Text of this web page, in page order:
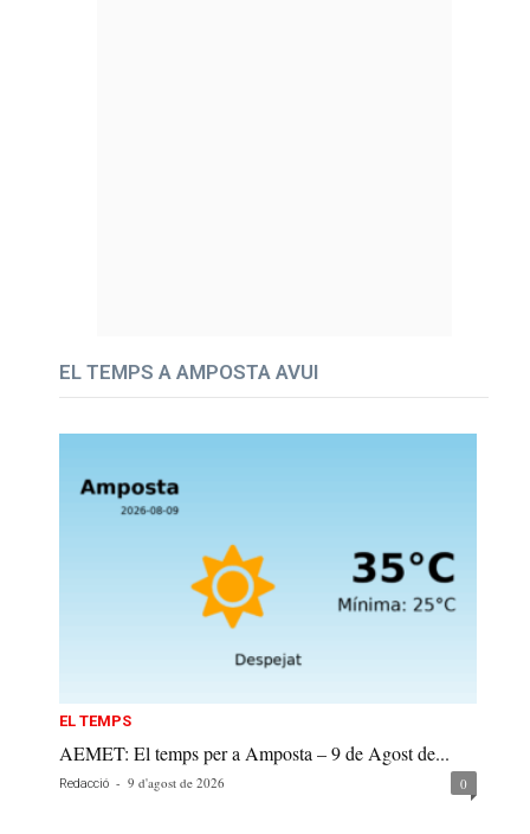
EL TEMPS A AMPOSTA AVUI
EL TEMPS
AEMET: El temps per a Amposta – 9 de Agost de...
Redacció - 9 d'agost de 2026 0